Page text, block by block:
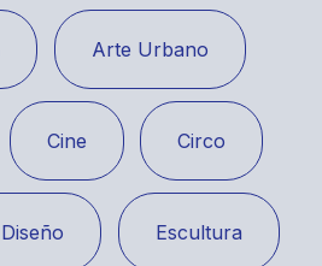
Arte Urbano
Cine Circo
Diseño Escultura